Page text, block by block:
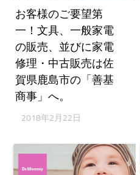
お客様のご要望第
一！文具、一般家電
の販売、並びに家電
修理・中古販売は佐
賀県鹿島市の「善基
商事」へ。
2018年2月22日